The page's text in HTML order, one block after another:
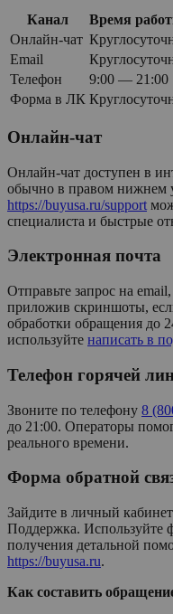
Канал Время
Онлайн-чат
Email
Телефон
9:00 — 21:00
Форма в ЛК
Онлайн-чат
Онлайн-чат доступен в
обычно в правом нижнем
https://buyusa.ru/support
специалиста и быстрые
Электронная почта
Отправьте запрос на
приложив скриншоты,
обработки обращения до
используйте написать в
Телефон горячей
Звоните по телефону 8
до 21:00. Операторы
реального времени.
Форма обратной
Зайдите в личный
Поддержка. Используйте
получения детальной
https://buyusa.ru.
Как составить